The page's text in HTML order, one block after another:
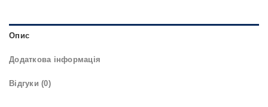
Опис
Додаткова інформація
Відгуки (0)